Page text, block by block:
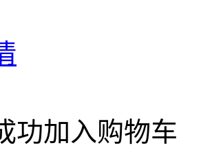
功加入购物车